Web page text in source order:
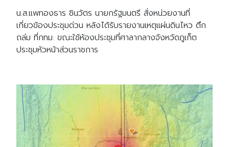
น.ส.แพทองธาร ชินวัตร นายกรัฐมนตรี สั่งหน่วยงานที่
เกี่ยวข้องประชุมด่วน หลังได้รับรายงานเหตุแผ่นดินไหว ตึก
ถล่ม ที่กทม. ขณะใช้ห้องประชุมที่ศาลากลางจังหวัดภูเก็ต
ประชุมหัวหน้าส่วนราชการ